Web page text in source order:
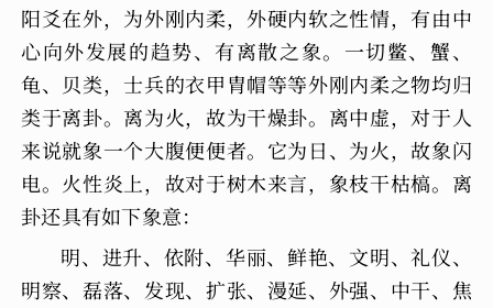
阳爻在外，为外刚内柔，外硬内软之性情，有由中
心向外发展的趋势、有离散之象。一切鳖、蟹、
龟、贝类，士兵的衣甲胄帽等等外刚内柔之物均归
类于离卦。离为火，故为干燥卦。离中虚，对于人
来说就象一个大腹便便者。它为日、为火，故象闪
电。火性炎上，故对于树木来言，象枝干枯槁。离
卦还具有如下象意：
明、进升、依附、华丽、鲜艳、文明、礼仪、
明察、磊落、发现、扩张、漫延、外强、中干、焦